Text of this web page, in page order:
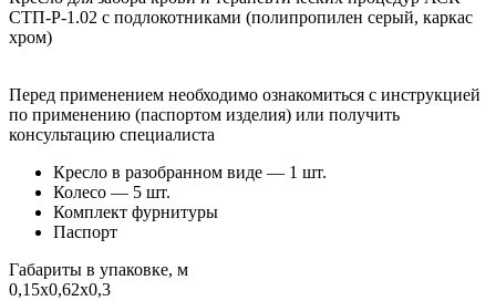
СТП-Р-1.02 с подлокотниками (полипропилен серый, каркас
хром)
Перед применением необходимо ознакомиться с инструкцией
по применению (паспортом изделия) или получить
консультацию специалиста
Кресло в разобранном виде — 1 шт.
Колесо — 5 шт.
Комплект фурнитуры
Паспорт
Габариты в упаковке, м
0,15х0,62х0,3